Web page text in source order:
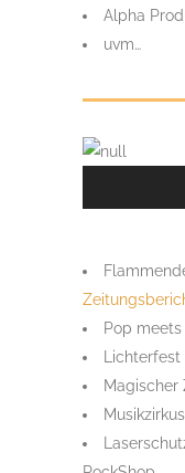
Alpha
uvm…
Pop
Magischer